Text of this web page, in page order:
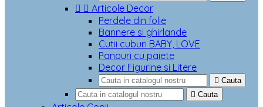
  Articole Decor
Perdele din folie
Bannere si ghirlande
Cutii cuburi BABY, LOVE
Panouri cu paiete
Decor Figurine si Litere
 Cauta
 Cauta